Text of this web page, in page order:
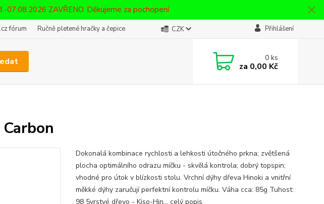
ZAVŘENO. Děkujeme za pochopení
fórum Ručně pletené hračky a čepice CZK Přihlášení
0ks
za 0,00 Kč
Dokonalá kombinace rychlosti a lehkosti útočného prkna; zvětšená
plocha optimálního odrazu míčku - skvělá kontrola; dobrý topspin;
vhodné pro útok v blízkosti stolu. Vrchní dýhy dřeva Hinoki a vnitřní
měkké dýhy zaručují perfektní kontrolu míčku. Váha cca: 85g Tuhost:
98 5vrstvé dřevo - Kiso-Hin... celý popis